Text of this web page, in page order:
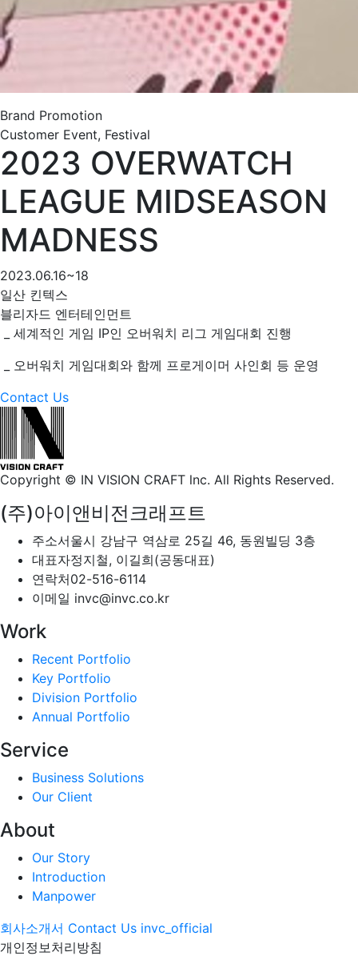
Brand Promotion
Customer Event, Festival
2023 OVERWATCH
LEAGUE MIDSEASON
MADNESS
2023.06.16~18
일산 킨텍스
블리자드 엔터테인먼트
_ 세계적인 게임 IP인 오버워치 리그 게임대회 진행
_ 오버워치 게임대회와 함께 프로게이머 사인회 등 운영
Contact Us
Copyright © IN VISION CRAFT lnc. All Rights Reserved.
(주)아이앤비전크래프트
주소서울시 강남구 역삼로 25길 46, 동원빌딩 3층
대표자정지철, 이길희(공동대표)
연락처02-516-6114
이메일 invc@invc.co.kr
Work
Recent Portfolio
Key Portfolio
Division Portfolio
Annual Portfolio
Service
Business Solutions
Our Client
About
Our Story
Introduction
Manpower
회사소개서 Contact Us invc_official
개인정보처리방침